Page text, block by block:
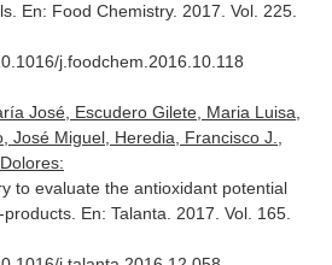
En: Food Chemistry. 2017. Vol. 225.
j.foodchem.2016.10.118
José, Escudero Gilete, Maria Luisa,
José Miguel, Heredia, Francisco J.,
to evaluate the antioxidant potential
En: Talanta . 2017. Vol. 165.